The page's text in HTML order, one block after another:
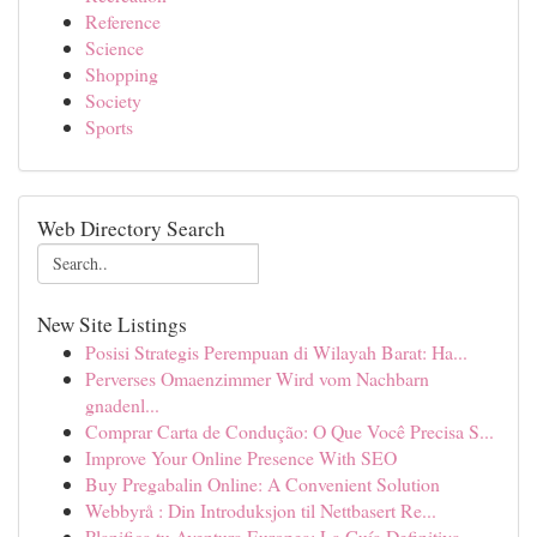
Reference
Science
Shopping
Society
Sports
Web Directory Search
New Site Listings
Posisi Strategis Perempuan di Wilayah Barat: Ha...
Perverses Omaenzimmer Wird vom Nachbarn
gnadenl...
Comprar Carta de Condução: O Que Você Precisa S...
Improve Your Online Presence With SEO
Buy Pregabalin Online: A Convenient Solution
Webbyrå : Din Introduksjon til Nettbasert Re...